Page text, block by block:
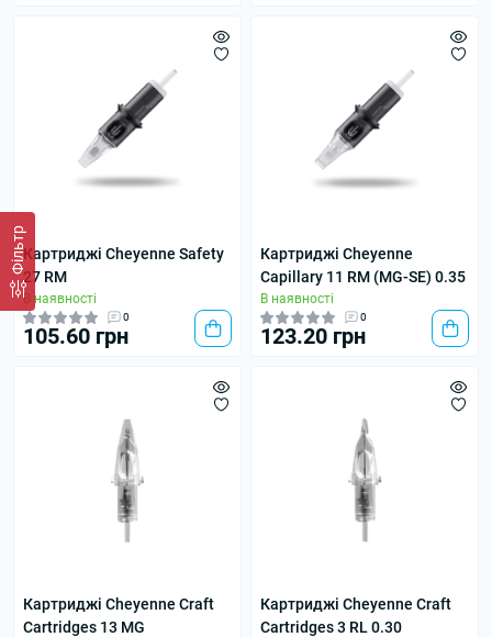
ФільтрКартриджі Cheyenne Safety
27 RM
В наявності
0
105.60 грн
Картриджі Cheyenne
Capillary 11 RM (MG-SE) 0.35
В наявності
0
123.20 грн
Картриджі Cheyenne Craft
Cartridges 13 MG
Картриджі Cheyenne Craft
Cartridges 3 RL 0.30